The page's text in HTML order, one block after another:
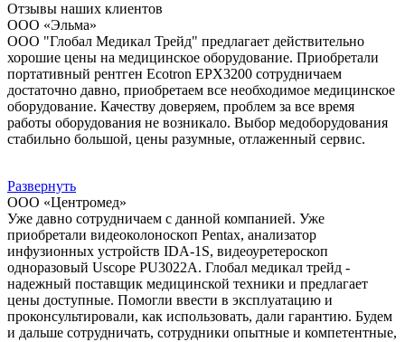
Отзывы наших клиентов
ООО «Эльма»
ООО "Глобал Медикал Трейд" предлагает действительно
хорошие цены на медицинское оборудование. Приобретали
портативный рентген Ecotron EPX3200 сотрудничаем
достаточно давно, приобретаем все необходимое медицинское
оборудование. Качеству доверяем, проблем за все время
работы оборудования не возникало. Выбор медоборудования
стабильно большой, цены разумные, отлаженный сервис.
Развернуть
ООО «Центромед»
Уже давно сотрудничаем с данной компанией. Уже
приобретали видеоколоноскоп Pentax, анализатор
инфузионных устройств IDA-1S, видеоуретероскоп
одноразовый Uscope PU3022A. Глобал медикал трейд -
надежный поставщик медицинской техники и предлагает
цены доступные. Помогли ввести в эксплуатацию и
проконсультировали, как использовать, дали гарантию. Будем
и дальше сотрудничать, сотрудники опытные и компетентные,